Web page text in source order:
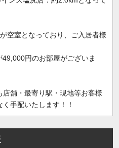
空室となっており、ご入居者様
円のお部屋がございま
舗・最寄り駅・現地等お客様
手配いたします！！